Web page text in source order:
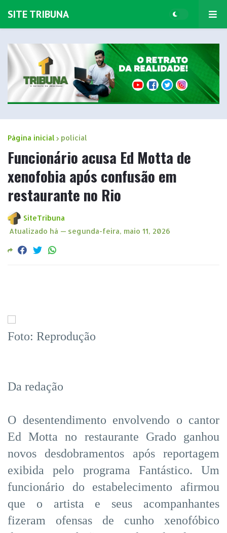
SITE TRIBUNA
Página inicial policial
Funcionário acusa Ed Motta de
xenofobia após confusão em
restaurante no Rio
SiteTribuna
Atualizado há — segunda-feira, maio 11, 2026
Foto: Reprodução
Da redação
O desentendimento envolvendo o cantor
Ed Motta no restaurante Grado ganhou
novos desdobramentos após reportagem
exibida pelo programa Fantástico. Um
funcionário do estabelecimento afirmou
que o artista e seus acompanhantes
fizeram ofensas de cunho xenofóbico